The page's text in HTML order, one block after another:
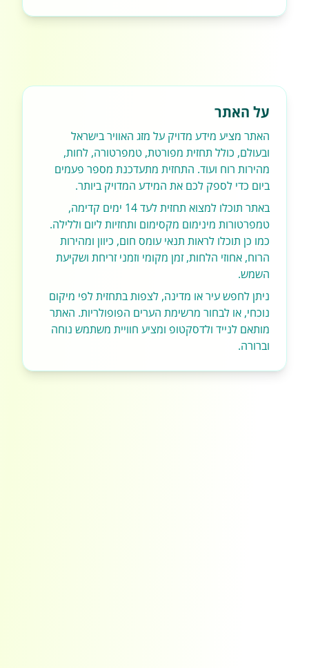
על האתר
האתר מציע מידע מדויק על מזג האוויר בישראל
ובעולם, כולל תחזית מפורטת, טמפרטורה, לחות,
מהירות רוח ועוד. התחזית מתעדכנת מספר פעמים
ביום כדי לספק לכם את המידע המדויק ביותר.
באתר תוכלו למצוא תחזית לעד 14 ימים קדימה,
טמפרטורות מינימום מקסימום ותחזיות ליום וללילה.
כמו כן תוכלו לראות תנאי עומס חום, כיוון ומהירות
הרוח, אחוזי הלחות, זמן מקומי וזמני זריחת ושקיעת
השמש.
ניתן לחפש עיר או מדינה, לצפות בתחזית לפי מיקום
נוכחי, או לבחור מרשימת הערים הפופולריות. האתר
מותאם לנייד ולדסקטופ ומציע חוויית משתמש נוחה
וברורה.